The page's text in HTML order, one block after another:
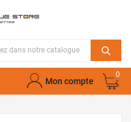
Mon compte
0